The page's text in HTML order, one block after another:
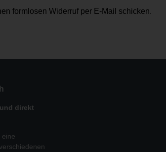
formlosen Widerruf per E-Mail schicken.
direkt
eine